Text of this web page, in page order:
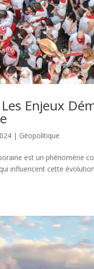
Enjeux
| Géopolitique
est un phénomène
influencent cette